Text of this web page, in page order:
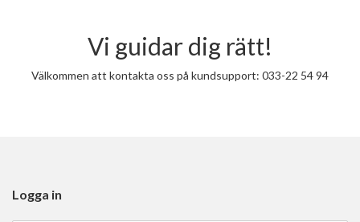
Vi guidar dig rätt!
Välkommen att kontakta oss på kundsupport: 033-22 54 94
Logga in